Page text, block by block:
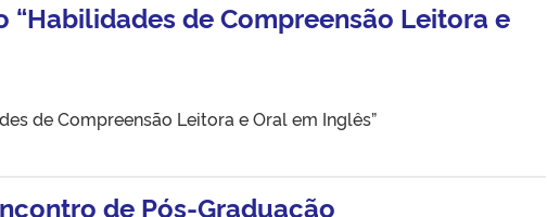
“Habilidades de Compreensão Leitora e
de Compreensão Leitora e Oral em Inglês”
de Pós-Graduação